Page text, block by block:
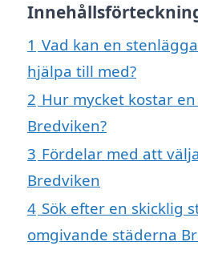
1 Vad kan en
hjälpa till med?
2 Hur mycket kostar
Bredviken?
3 Fördelar med att
Bredviken
4 Sök efter en skicklig
omgivande städerna